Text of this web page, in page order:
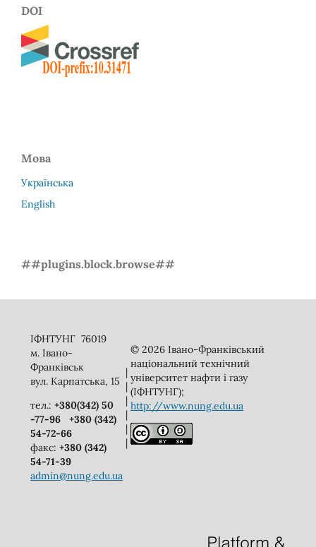
DOI
Мова
Українська
English
##plugins.block.browse##
ІФНТУНГ 76019
м. Івано-
Франківськ
вул. Карпатська, 15
тел.: +380(342) 50
-77-96
+380 (342)
54-72-66
факс: +380 (342)
54-71-39
admin@nung.edu.ua
|
|
|
|
|
|
© 2026 Івано-Франківський
національний технічний
університет нафти і газу
(ІФНТУНГ);
http://www.nung.edu.ua